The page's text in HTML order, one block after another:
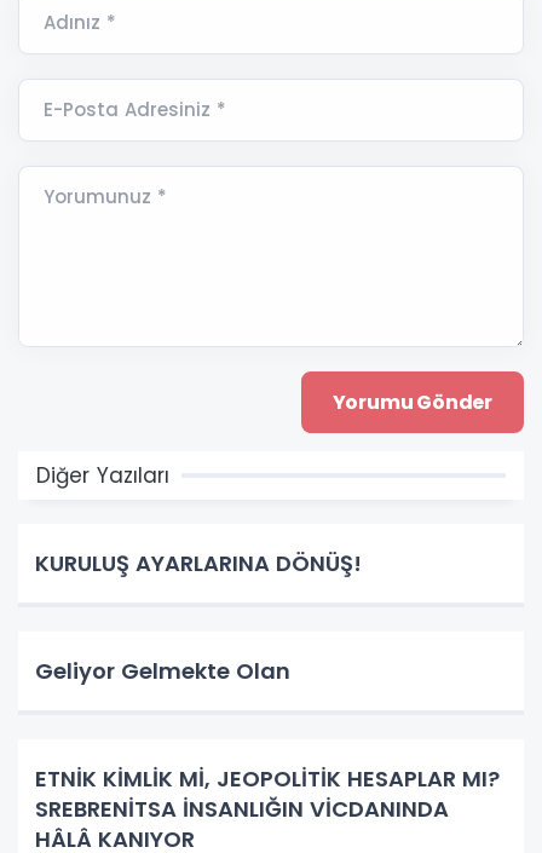
Adınız *
E-Posta Adresiniz *
Yorumunuz *
Diğer Yazıları
KURULUŞ AYARLARINA DÖNÜŞ!
Geliyor Gelmekte Olan
ETNİK KİMLİK Mİ, JEOPOLİTİK HESAPLAR MI?
SREBRENİTSA İNSANLIĞIN VİCDANINDA
HÂLÂ KANIYOR